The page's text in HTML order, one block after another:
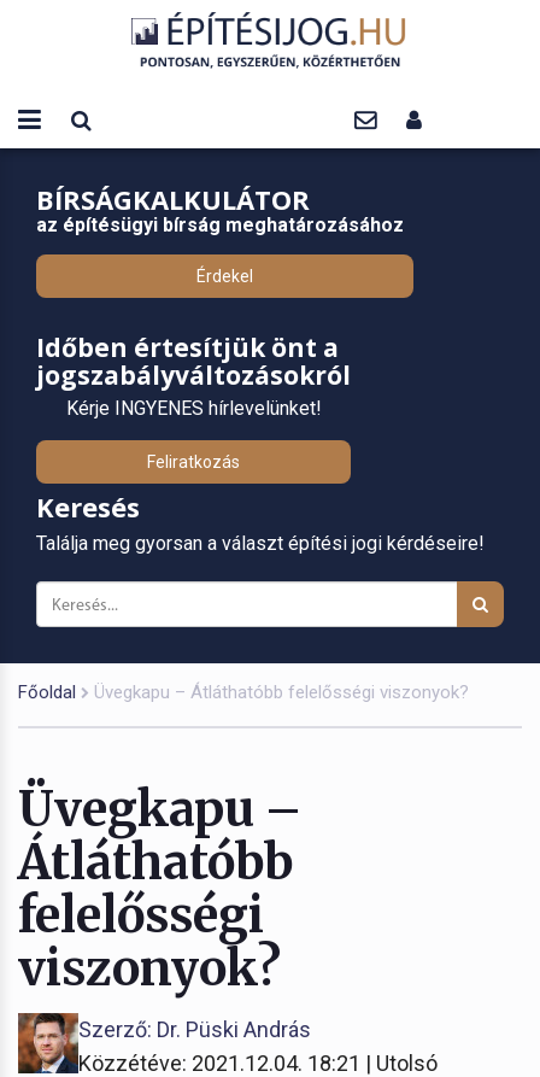
BÍRSÁGKALKULÁTOR
az építésügyi bírság meghatározásához
Érdekel
Időben értesítjük önt a
jogszabályváltozásokról
Kérje INGYENES hírlevelünket!
Feliratkozás
Keresés
Találja meg gyorsan a választ építési jogi kérdéseire!
Főoldal Üvegkapu – Átláthatóbb felelősségi viszonyok?
Üvegkapu –
Átláthatóbb
felelősségi
viszonyok?
Szerző: Dr. Püski András
Közzétéve: 2021.12.04. 18:21 | Utolsó